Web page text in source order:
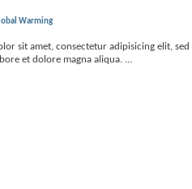
Warming
sit amet, consectetur adipisicing elit,
et dolore magna aliqua. ...